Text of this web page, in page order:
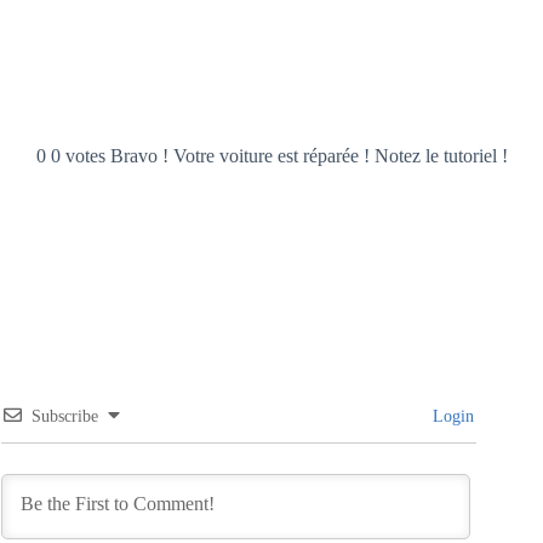
0 0 votes Bravo ! Votre voiture est réparée ! Notez le tutoriel !
Subscribe Login